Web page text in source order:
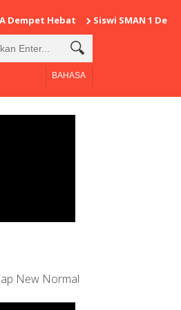
Hebat Siswi SMAN 1
BAHASA
New Normal